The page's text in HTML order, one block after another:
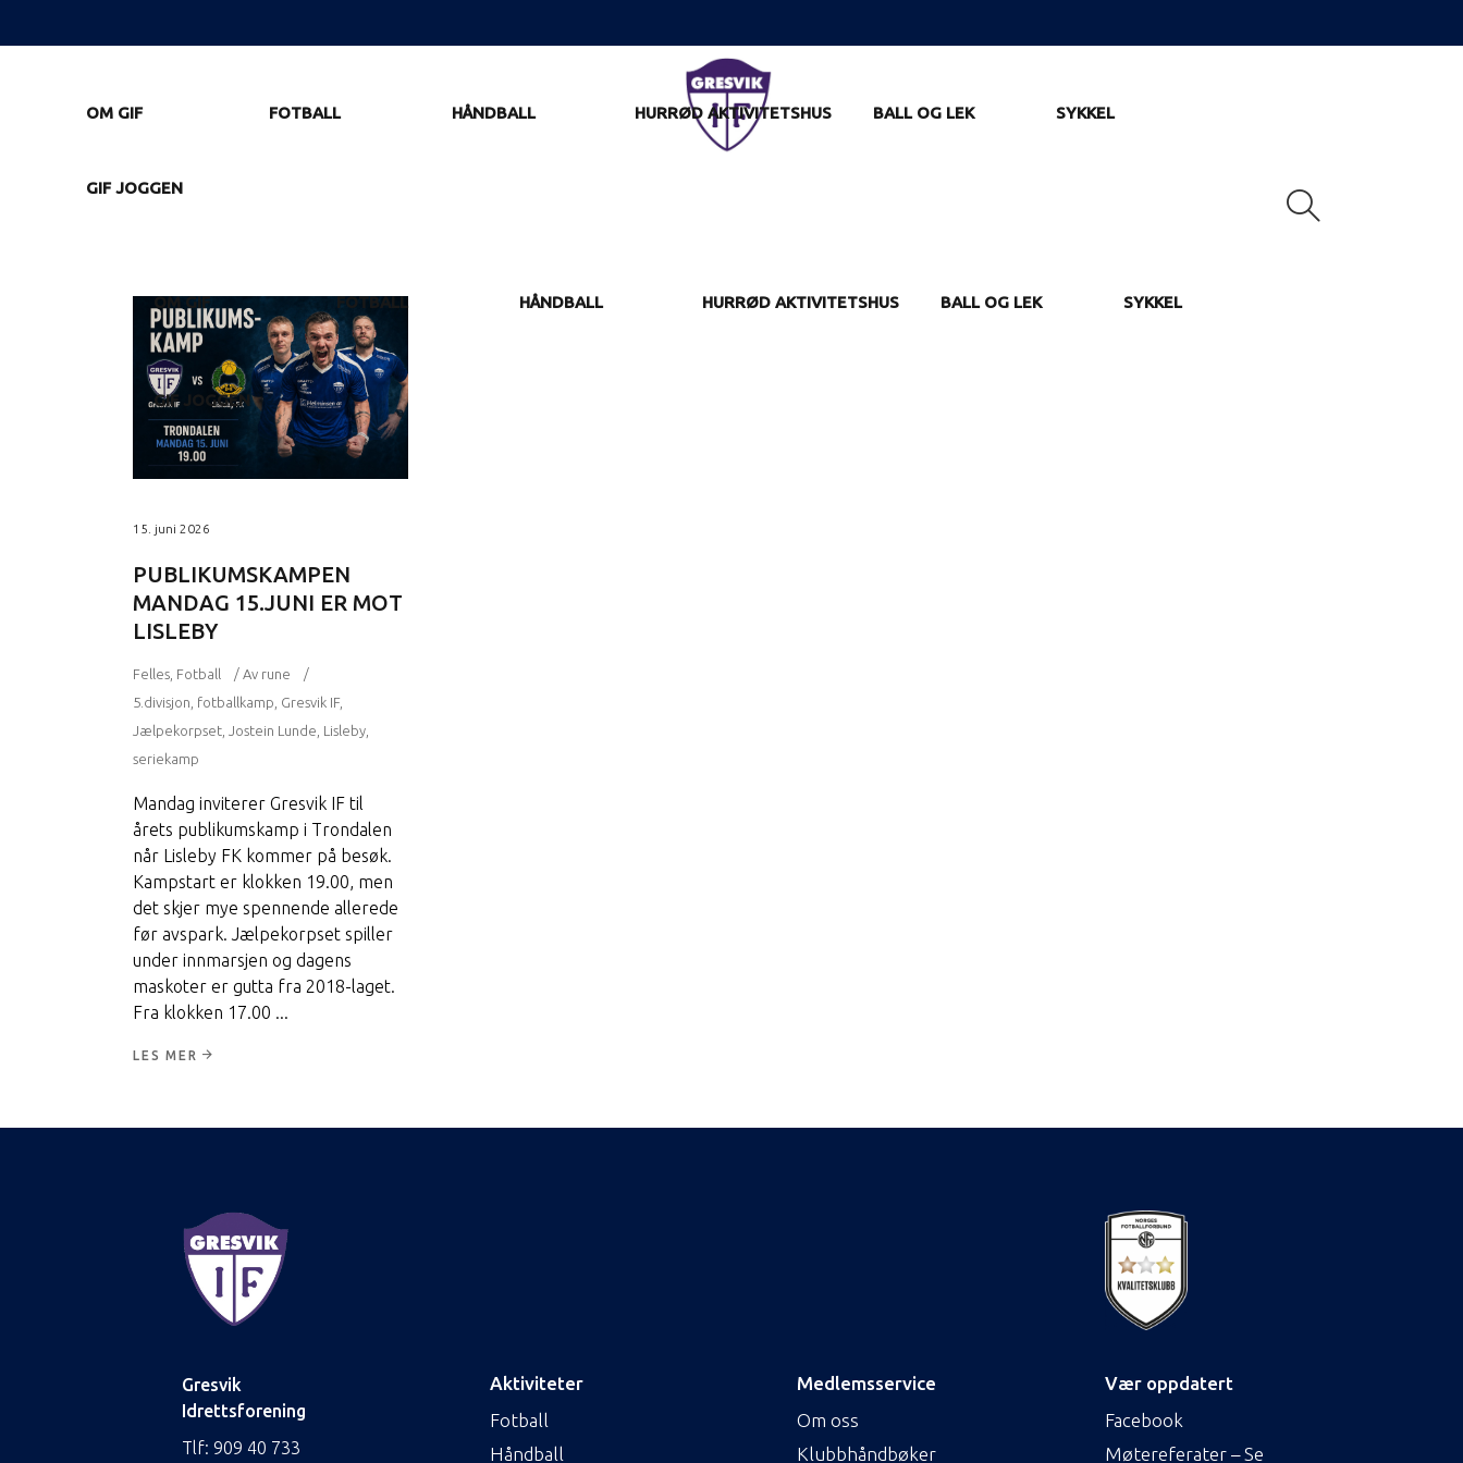
OM GIF FOTBALL HÅNDBALL HURRØD AKTIVITETSHUS BALL OG LEK SYKKEL
GIF JOGGEN
OM GIF FOTBALL HÅNDBALL HURRØD AKTIVITETSHUS BALL OG LEK SYKKEL
GIF JOGGEN
15. juni 2026
PUBLIKUMSKAMPEN
MANDAG 15.JUNI ER MOT
LISLEBY
Felles Fotball Av rune
5.divisjon fotballkamp Gresvik IF,
Jælpekorpset Jostein Lunde Lisleby
seriekamp
Mandag inviterer Gresvik IF til
årets publikumskamp i Trondalen
når Lisleby FK kommer på besøk.
Kampstart er klokken 19.00, men
det skjer mye spennende allerede
før avspark. Jælpekorpset spiller
under innmarsjen og dagens
maskoter er gutta fra 2018-laget.
Fra klokken 17.00
LES MER
Gresvik
Idrettsforening
Tlf: 909 40 733
Aktiviteter
Fotball
Håndball
Medlemsservice
Om oss
Klubbhåndbøker
Vær oppdatert
Facebook
Møtereferater – Se